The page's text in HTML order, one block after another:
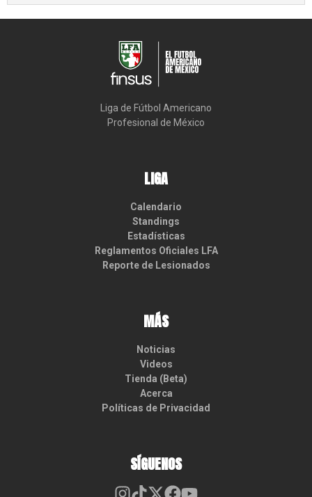
Liga de Fútbol Americano
Profesional de México
LIGA
Calendario
Standings
Estadísticas
Reglamentos Oficiales LFA
Reporte de Lesionados
MÁS
Noticias
Videos
Tienda (Beta)
Acerca
Políticas de Privacidad
SÍGUENOS